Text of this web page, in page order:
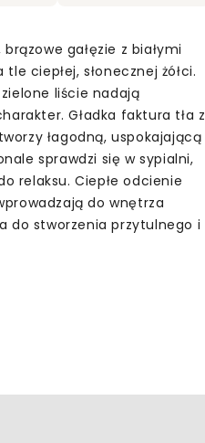
gałęzie z białymi
ciepłej, słonecznej żółci.
liście nadają
Gładka faktura tła z
łagodną, uspokajającą
sprawdzi się w sypialni,
relaksu. Ciepłe odcienie
do wnętrza
do stworzenia przytulnego i